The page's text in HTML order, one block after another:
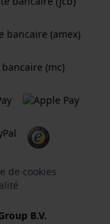
de cookies
B.V.